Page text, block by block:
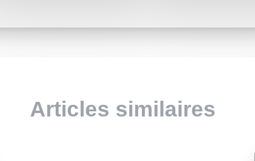
Articles similaires